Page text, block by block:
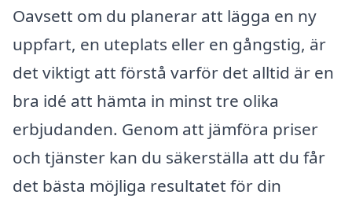
Oavsett om du planerar att lägga en ny
uppfart, en uteplats eller en gångstig, är
det viktigt att förstå varför det alltid är en
bra idé att hämta in minst tre olika
erbjudanden. Genom att jämföra priser
och tjänster kan du säkerställa att du får
det bästa möjliga resultatet för din